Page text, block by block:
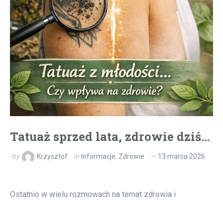
Tatuaż sprzed lata, zdrowie dziś…
by Krzysztof in Informacje, Zdrowie 13 marca 2026
Ostatnio w wielu rozmowach na temat zdrowia i